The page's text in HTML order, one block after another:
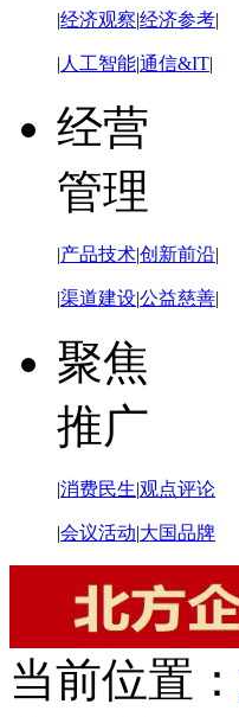
|经济观察|经济参考|
| 人工智能|通信&IT|
经营
管理
|产品技术|创新前沿|
|渠道建设|公益慈善|
聚焦
推广
|消费民生|观点评论
|会议活动|大国品牌
当前位置：